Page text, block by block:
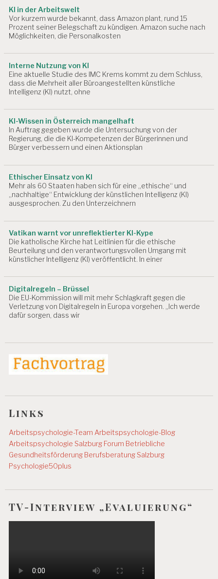
I
T
S
F
I
G
K
E
A
R
B
I
T
S
M
E
I
Z
I
N
E
I
T
C
H
O
I
R
B
E
P
S
Y
O
o
n
KI in der Arbeitswelt
Vor kurzem wurde bekannt, dass Amazon plant, rund 15
Prozent seiner Belegschaft zu kündigen. Amazon suche nach
Möglichkeiten, die Personalkosten
Interne Nutzung von KI
Eine aktuelle Studie des IMC Krems kommt zu dem Schluss,
dass die Mehrheit aller Büroangestellten künstliche
Intelligenz (KI) nutzt, ohne
KI-Wissen in Österreich mangelhaft
In Auftrag gegeben wurde die Untersuchung von der
Regierung, die die KI-Kompetenzen der Bürgerinnen und
Bürger verbessern und einen Aktionsplan
Ethischer Einsatz von KI
Mehr als 60 Staaten haben sich für eine „ethische“ und
„nachhaltige“ Entwicklung der künstlichen Intelligenz (KI)
ausgesprochen. Zu den Unterzeichnern
Vatikan warnt vor unreflektierter KI-Kype
Die katholische Kirche hat Leitlinien für die ethische
Beurteilung und den verantwortungsvollen Umgang mit
künstlicher Intelligenz (KI) veröffentlicht. In einer
Digitalregeln – Brüssel
Die EU-Kommission will mit mehr Schlagkraft gegen die
Verletzung von Digitalregeln in Europa vorgehen. „Ich werde
dafür sorgen, dass wir
Links
Arbeitspsychologie-TeamArbeitspsychologie-Blog
Arbeitspsychologie Salzburg Forum Betriebliche
Gesundheitsförderung Berufsberatung Salzburg
Psychologie50plus
TV-Interview „Evaluierung“